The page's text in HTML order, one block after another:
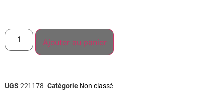
Ajouter au panier
UGS 221178 Catégorie Non classé